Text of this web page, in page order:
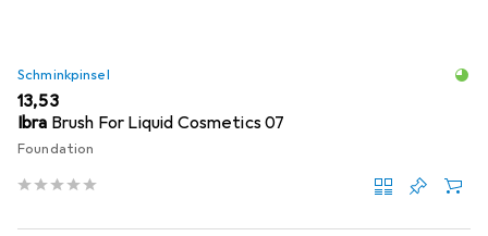
Schminkpinsel
EUR
13,53
Ibra Brush For Liquid Cosmetics 07
Foundation